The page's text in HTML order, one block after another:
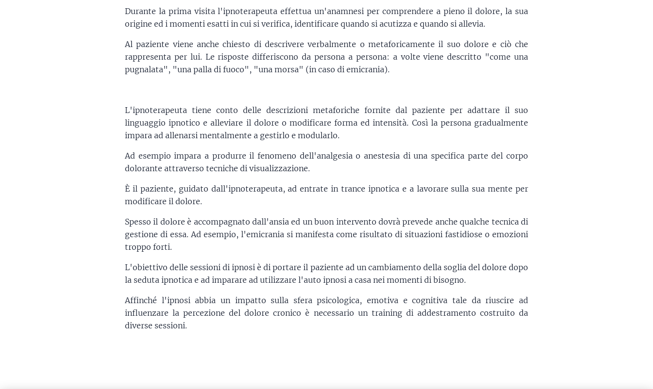
Durante la prima visita l'ipnoterapeuta effettua un'anamnesi per comprendere a pieno il dolore, la sua
origine ed i momenti esatti in cui si verifica, identificare quando si acutizza e quando si allevia.
Al paziente viene anche chiesto di descrivere verbalmente o metaforicamente il suo dolore e ciò che
rappresenta per lui. Le risposte differiscono da persona a persona: a volte viene descritto "come una
pugnalata", "una palla di fuoco", "una morsa" (in caso di emicrania).
L'ipnoterapeuta tiene conto delle descrizioni metaforiche fornite dal paziente per adattare il suo
linguaggio ipnotico e alleviare il dolore o modificare forma ed intensità. Così la persona gradualmente
impara ad allenarsi mentalmente a gestirlo e modularlo.
Ad esempio impara a produrre il fenomeno dell'analgesia o anestesia di una specifica parte del corpo
dolorante attraverso tecniche di visualizzazione.
È il paziente, guidato dall'ipnoterapeuta, ad entrate in trance ipnotica e a lavorare sulla sua mente per
modificare il dolore.
Spesso il dolore è accompagnato dall'ansia ed un buon intervento dovrà prevede anche qualche tecnica di
gestione di essa. Ad esempio, l'emicrania si manifesta come risultato di situazioni fastidiose o emozioni
troppo forti.
L'obiettivo delle sessioni di ipnosi è di portare il paziente ad un cambiamento della soglia del dolore dopo
la seduta ipnotica e ad imparare ad utilizzare l'auto ipnosi a casa nei momenti di bisogno.
Affinché l'ipnosi abbia un impatto sulla sfera psicologica, emotiva e cognitiva tale da riuscire ad
influenzare la percezione del dolore cronico è necessario un training di addestramento costruito da
diverse sessioni.